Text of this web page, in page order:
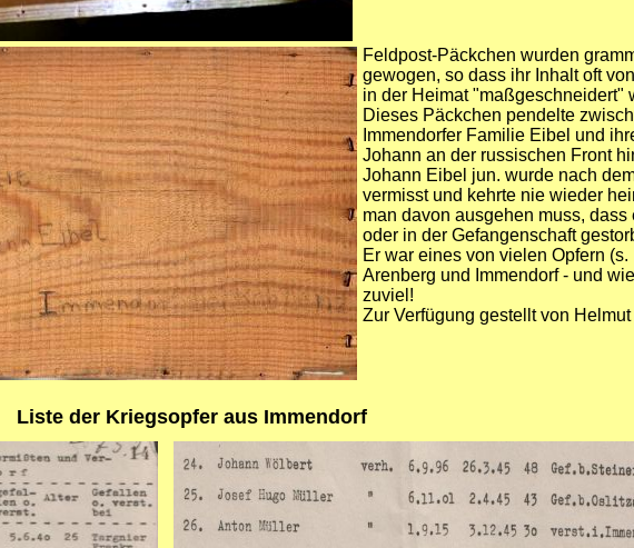
Feldpost-Päckchen wurden
gewogen, so dass ihr Inhalt oft
in der Heimat "maßgeschneidert"
Dieses Päckchen pendelte
Immendorfer Familie Eibel und
Johann an der russischen Front
Johann Eibel jun. wurde nach
vermisst und kehrte nie wieder
man davon ausgehen muss, dass
oder in der Gefangenschaft
Er war eines von vielen Opfern (s.
Arenberg und Immendorf - und
zuviel!
Zur Verfügung gestellt von
Liste der Kriegsopfer aus Immendorf